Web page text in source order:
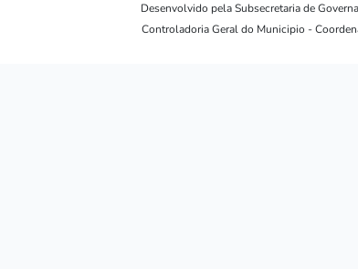
Desenvolvido pela Subsecretaria de
Controladoria Geral do Municipio -